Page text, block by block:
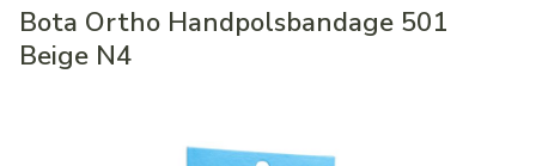
Bota Ortho Handpolsbandage 501
Beige N4